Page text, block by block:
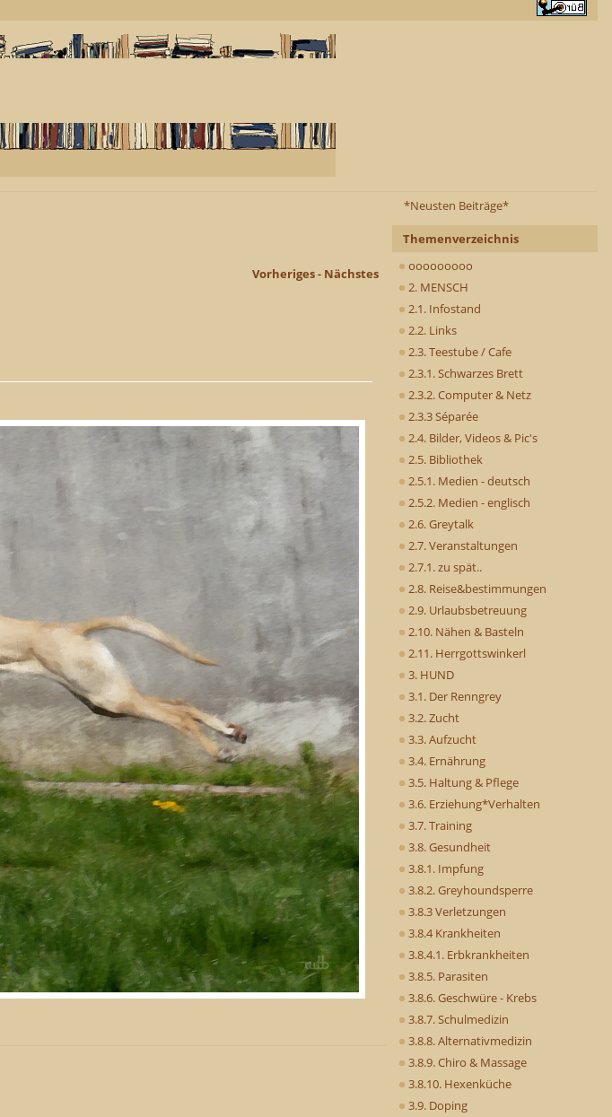
*Neusten Beiträge*
Themenverzeichnis
ooooooooo
2. MENSCH
2.1. Infostand
2.2. Links
2.3. Teestube / Cafe
2.3.1. Schwarzes Brett
2.3.2. Computer & Netz
2.3.3 Séparée
2.4. Bilder, Videos & Pic's
2.5. Bibliothek
2.5.1. Medien - deutsch
2.5.2. Medien - englisch
2.6. Greytalk
2.7. Veranstaltungen
2.7.1. zu spät..
2.8. Reise&bestimmungen
2.9. Urlaubsbetreuung
2.10. Nähen & Basteln
2.11. Herrgottswinkerl
3. HUND
3.1. Der Renngrey
3.2. Zucht
3.3. Aufzucht
3.4. Ernährung
3.5. Haltung & Pflege
3.6. Erziehung*Verhalten
3.7. Training
3.8. Gesundheit
3.8.1. Impfung
3.8.2. Greyhoundsperre
3.8.3 Verletzungen
3.8.4 Krankheiten
3.8.4.1. Erbkrankheiten
3.8.5. Parasiten
3.8.6. Geschwüre - Krebs
3.8.7. Schulmedizin
3.8.8. Alternativmedizin
3.8.9. Chiro & Massage
3.8.10. Hexenküche
3.9. Doping
Vorheriges- Nächstes